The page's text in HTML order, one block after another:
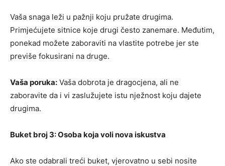
Vaša snaga leži u pažnji koju pružate drugima.
Primjećujete sitnice koje drugi često zanemare. Međutim,
ponekad možete zaboraviti na vlastite potrebe jer ste
previše fokusirani na druge.
Vaša poruka: Vaša dobrota je dragocjena, ali ne
zaboravite da i vi zaslužujete istu nježnost koju dajete
drugima.
Buket broj 3: Osoba koja voli nova iskustva
Ako ste odabrali treći buket, vjerovatno u sebi nosite